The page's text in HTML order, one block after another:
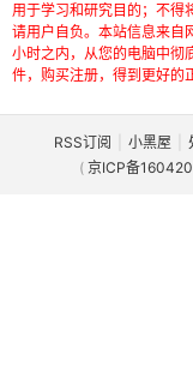
用于学习和研究目的；不得
请用户自负。本站信息来自
小时之内，从您的电脑中彻
件，购买注册，得到更好的
RSS订阅 小黑屋
( 京ICP备